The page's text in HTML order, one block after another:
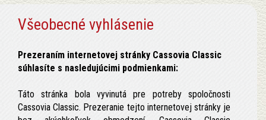
Všeobecné vyhlásenie
Prezeraním internetovej stránky Cassovia Classic
súhlasíte s nasledujúcimi podmienkami:
Táto stránka bola vyvinutá pre potreby spoločnosti
Cassovia Classic. Prezeranie tejto internetovej stránky je